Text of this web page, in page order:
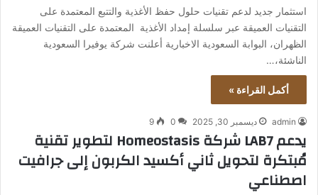
استثمار جديد لدعم تقنيات حلول حفظ الأغذية والتتبع المعتمدة على
التقنيات العميقة عبر سلسلة إمداد الأغذية المعتمدة على التقنيات العميقة
الظهران، البوابة السعودية الاخبارية أعلنت شركة يوفيرا السعودية
الناشئة،…
أكمل القراءة »
admin ديسمبر 30, 2025 0
9
يدعم LAB7 شركة Homeostasis لتطوير تقنية
مُبتكرة لتحويل ثاني أكسيد الكربون إلى جرافيت
اصطناعي